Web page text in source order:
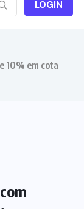
LOGIN
10% em cota